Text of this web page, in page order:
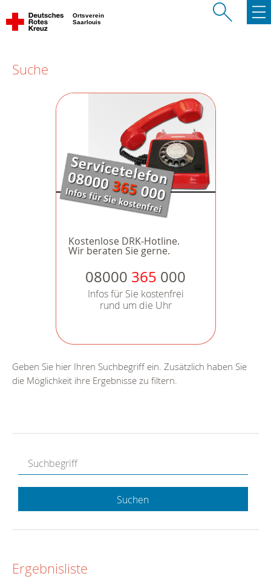
Ortsverein
Saarlouis
Suche
Kostenlose DRK-Hotline.
Wir beraten Sie gerne.
08000 365 000
Infos für Sie kostenfrei
rund um die Uhr
Geben Sie hier Ihren Suchbegriff ein. Zusätzlich haben Sie
die Möglichkeit ihre Ergebnisse zu filtern.
Suchen
Ergebnisliste